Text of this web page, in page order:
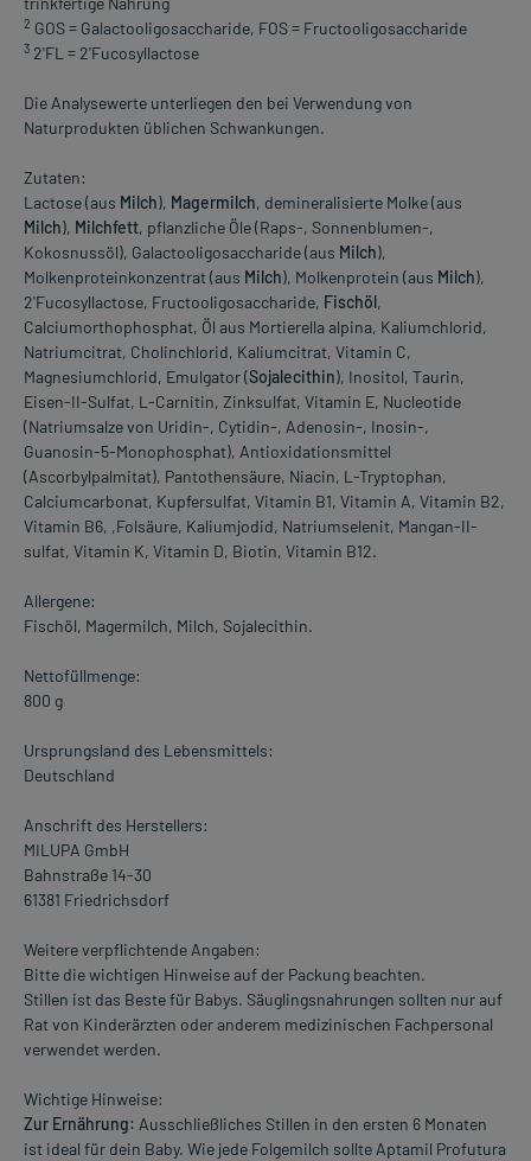
2 GOS = Galactooligosaccharide, FOS = Fructooligosaccharide
3 2'FL = 2'Fucosyllactose
Die Analysewerte unterliegen den bei Verwendung von
Naturprodukten üblichen Schwankungen.
Zutaten:
Lactose (aus Milch), Magermilch, demineralisierte Molke (aus
Milch), Milchfett, pflanzliche Öle (Raps-, Sonnenblumen-,
Kokosnussöl), Galactooligosaccharide (aus Milch),
Molkenproteinkonzentrat (aus Milch), Molkenprotein (aus Milch),
2'Fucosyllactose, Fructooligosaccharide, Fischöl,
Calciumorthophosphat, Öl aus Mortierella alpina, Kaliumchlorid,
Natriumcitrat, Cholinchlorid, Kaliumcitrat, Vitamin C,
Magnesiumchlorid, Emulgator (Sojalecithin), Inositol, Taurin,
Eisen-II-Sulfat, L-Carnitin, Zinksulfat, Vitamin E, Nucleotide
(Natriumsalze von Uridin-, Cytidin-, Adenosin-, Inosin-,
Guanosin-5-Monophosphat), Antioxidationsmittel
(Ascorbylpalmitat), Pantothensäure, Niacin, L-Tryptophan,
Calciumcarbonat, Kupfersulfat, Vitamin B1, Vitamin A, Vitamin B2,
Vitamin B6, ,Folsäure, Kaliumjodid, Natriumselenit, Mangan-II-
sulfat, Vitamin K, Vitamin D, Biotin, Vitamin B12.
Allergene:
Fischöl, Magermilch, Milch, Sojalecithin.
Nettofüllmenge:
800 g
Ursprungsland des Lebensmittels:
Deutschland
Anschrift des Herstellers:
MILUPA GmbH
Bahnstraße 14-30
61381 Friedrichsdorf
Weitere verpflichtende Angaben:
Bitte die wichtigen Hinweise auf der Packung beachten.
Stillen ist das Beste für Babys. Säuglingsnahrungen sollten nur auf
Rat von Kinderärzten oder anderem medizinischen Fachpersonal
verwendet werden.
Wichtige Hinweise:
Zur Ernährung: Ausschließliches Stillen in den ersten 6 Monaten
ist ideal für dein Baby. Wie jede Folgemilch sollte Aptamil Profutura